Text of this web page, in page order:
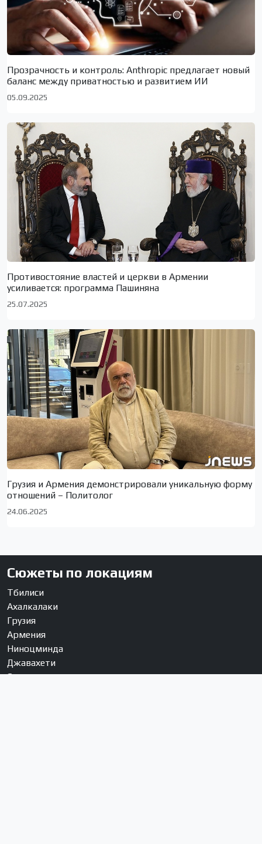
Прозрачность и контроль: Anthropic предлагает новый
баланс между приватностью и развитием ИИ
05.09.2025
Противостояние властей и церкви в Армении
усиливается: программа Пашиняна
25.07.2025
Грузия и Армения демонстрировали уникальную форму
отношений – Политолог
24.06.2025
Сюжеты по локациям
Тбилиси
Ахалкалаки
Грузия
Армения
Ниноцминда
Джавахети
Села муниципалитета